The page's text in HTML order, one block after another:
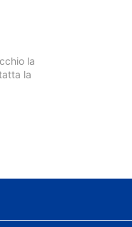
la
la